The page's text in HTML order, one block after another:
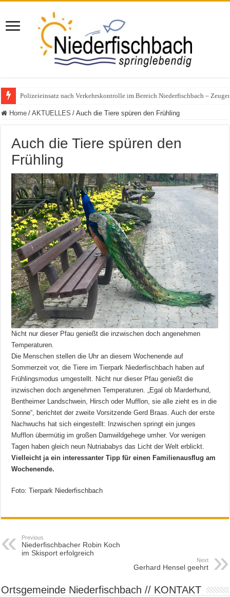
Polizeieinsatz nach Verkehrskontrolle im Bereich Niederfischbach –
Home / AKTUELLES / Auch die Tiere spüren den Frühling
Auch die Tiere spüren den
Frühling
Nicht nur dieser Pfau genießt die inzwischen doch angenehmen
Temperaturen.
Die Menschen stellen die Uhr an diesem Wochenende auf
Sommerzeit vor, die Tiere im Tierpark Niederfischbach haben auf
Frühlingsmodus umgestellt. Nicht nur dieser Pfau genießt die
inzwischen doch angenehmen Temperaturen. „Egal ob Marderhund,
Bentheimer Landschwein, Hirsch oder Mufflon, sie alle zieht es in die
Sonne“, berichtet der zweite Vorsitzende Gerd Braas. Auch der erste
Nachwuchs hat sich eingestellt: Inzwischen springt ein junges
Mufflon übermütig im großen Damwildgehege umher. Vor wenigen
Tagen haben gleich neun Nutriababys das Licht der Welt erblickt.
Vielleicht ja ein interessanter Tipp für einen Familienausflug am
Wochenende.
Foto: Tierpark Niederfischbach
Previous
Niederfischbacher Robin Koch
im Skisport erfolgreich
Next
Gerhard Hensel geehrt
Ortsgemeinde Niederfischbach // KONTAKT